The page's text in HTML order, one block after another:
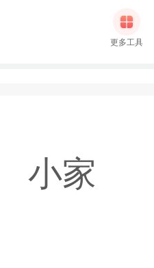
更多工具
小家